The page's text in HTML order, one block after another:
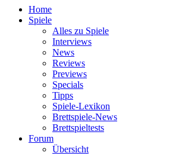
Home
Spiele
Alles zu Spiele
Interviews
News
Reviews
Previews
Specials
Tipps
Spiele-Lexikon
Brettspiele-News
Brettspieltests
Forum
Übersicht